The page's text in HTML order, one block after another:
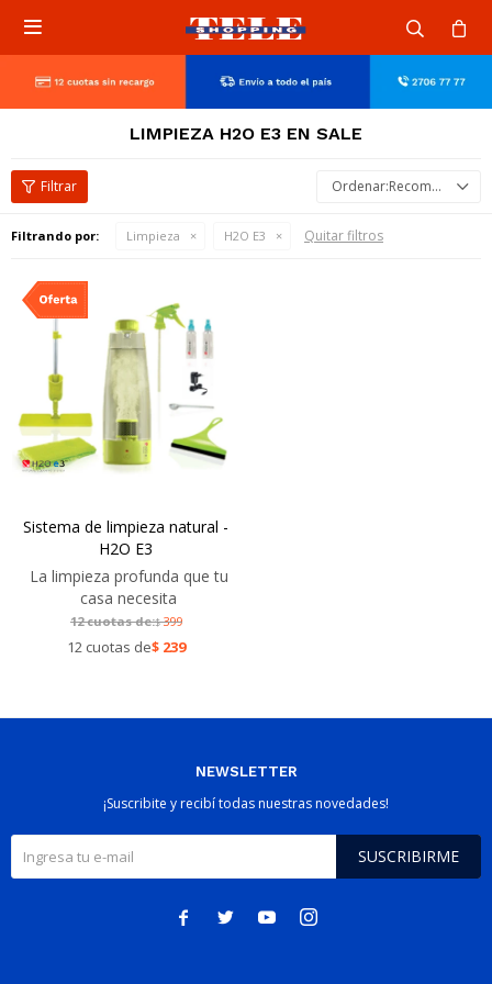

LIMPIEZA H2O E3 EN SALE
Recomendados
Filtrando por: Limpieza H2O E3 Quitar filtros
Sistema de limpieza natural -
H2O E3
La limpieza profunda que tu
casa necesita
12 cuotas de:$399
12 cuotas de$ 239
NEWSLETTER
¡Suscribite y recibí todas nuestras novedades!
SUSCRIBIRME
   